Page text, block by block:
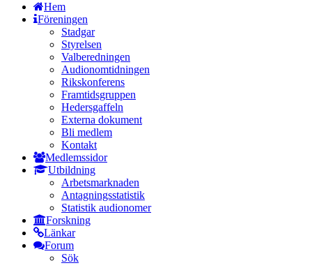
Hem
Föreningen
Stadgar
Styrelsen
Valberedningen
Audionomtidningen
Rikskonferens
Framtidsgruppen
Hedersgaffeln
Externa dokument
Bli medlem
Kontakt
Medlemssidor
Utbildning
Arbetsmarknaden
Antagningsstatistik
Statistik audionomer
Forskning
Länkar
Forum
Sök